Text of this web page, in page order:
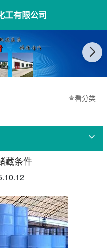
工有限公司
查看分类
藏条件